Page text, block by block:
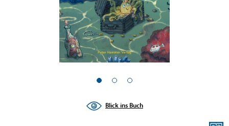
Blick ins Buch